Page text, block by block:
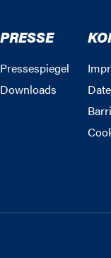
PRESSE
Pressespiegel
Downloads